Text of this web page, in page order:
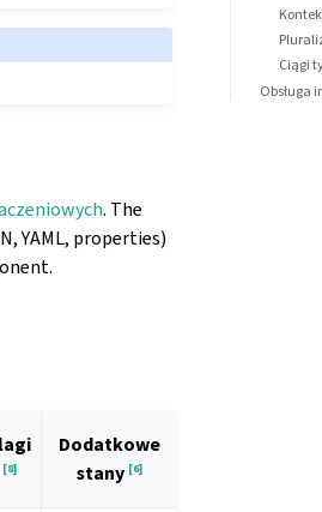
. The
YAML, properties)
[8]
Dodatkowe
stany [6]
Ciągi
Obsługa